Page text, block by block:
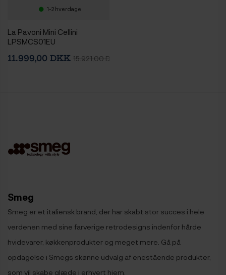
1-2 hverdage
La Pavoni Mini Cellini
LPSMCS01EU
Mignon Zero 65 Speedy
11.999,00 DKK 15.921,00 DKK
Smeg
Smeg er et italiensk brand, der har skabt stor succes i hele
verdenen med sine farverige retrodesigns indenfor hårde
hvidevarer, køkkenprodukter og meget mere. Gå på
opdagelse i Smegs skønne udvalg af enestående produkter,
som vil skabe glæde i erhvert hjem.